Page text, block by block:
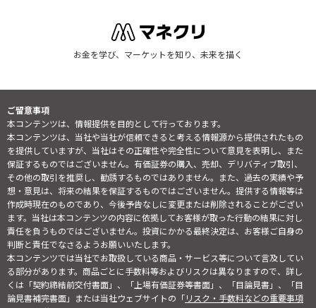
お金を学び、マーケットを知り、未来を描く
ご留意事項
本コンテンツは、情報提供を目的として行っております。
本コンテンツは、当社や当社が信頼できると考える情報源から提供されたもの
を提供していますが、当社はその正確性や完全性について意見を表明し、また
保証するものではございません。有価証券の購入、売却、デリバティブ取引、
その他の取引を推奨し、勧誘するものではありません。また、過去の実績や予
想・意見は、将来の結果を保証するものではございません。提供する情報等は
作成時現在のものであり、今後予告なしに変更または削除されることがござい
ます。当社は本コンテンツの内容に依拠してお客様が取った行動の結果に対し
責任を負うものではございません。投資にかかる最終決定は、お客様ご自身の
判断と責任でなさるようお願いいたします。
本コンテンツでは当社でお取扱している商品・サービス等について言及してい
る部分があります。商品ごとに手数料等およびリスクは異なりますので、詳し
くは「契約締結前交付書面」、「上場有価証券等書面」、「目論見書」、「目
論見書補完書面」または当社ウェブサイトの「リスク・手数料などの重要事項